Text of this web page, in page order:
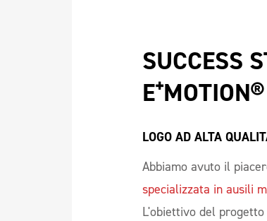
SUCCESS
E⁺MOTION®
LOGO AD ALTA
Abbiamo avuto il
specializzata in ausili
L'obiettivo del